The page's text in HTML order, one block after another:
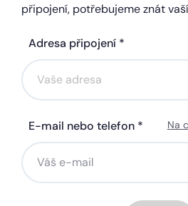
připojení, potřebujeme znát
Adresa připojení *
E-mail nebo telefon * Na